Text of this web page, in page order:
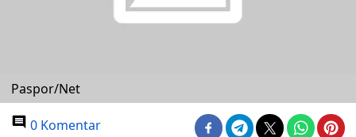
Paspor/Net
0 Komentar